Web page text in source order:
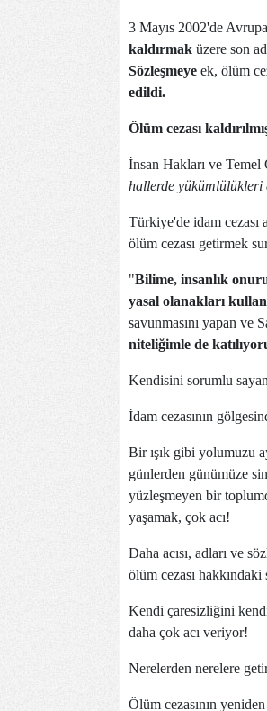
3 Mayıs 2002'de
kaldırmak üzere son
Sözleşmeye ek, ölüm
edildi.
Ölüm cezası
İnsan Hakları ve
hallerde yükümlülükleri
Türkiye'de idam cezası
ölüm cezası getirmek
"Bilime, insanlık
yasal olanakları
savunmasını yapan ve
niteliğimle de
Kendisini sorumlu sayan
İdam cezasının
Bir ışık gibi yolumuzu
günlerden günümüze
yüzleşmeyen bir
yaşamak, çok acı!
Daha acısı, adları ve
ölüm cezası
Kendi çaresizliğini
daha çok acı veriyor!
Nerelerden nerelere
Ölüm cezasının